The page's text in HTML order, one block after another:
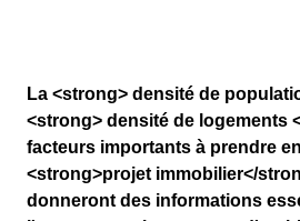
La <strong> densité de
<strong> densité de logements
facteurs importants à prendre
<strong>projet immobilier</
donneront des informations